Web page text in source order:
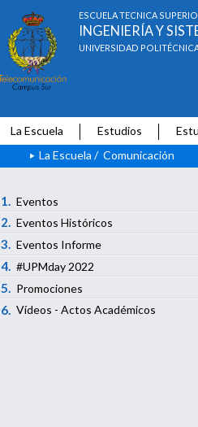
ESCUELA TÉCNICA
INGENIERÍA Y
UNIVERSIDAD
La Escuela Estudios
La Escuela / Comunicación
1. Eventos
2. Eventos Históricos
3. Eventos Informe
4. #UPMday 2022
5. Promociones
6. Vídeos - Actos Académicos